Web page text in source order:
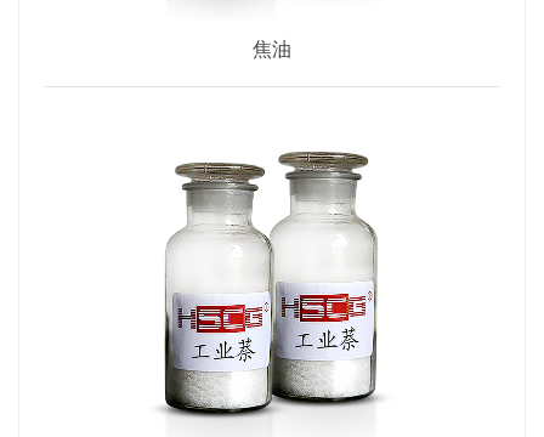
始! 据了解，本次技能大赛共设置仪表、电工、焊工、铲车、化验等5个
艺、交流经验、提升技能的重要平台，更是弘扬工匠精神、推动技术创
新、促进企业发展的重要举措。近年来，随着安阳市新型化工产业集群
的不断发展和技术的不断革新，对职工的技能水平提出了更高的要求。
因此，举办这次技能大赛，旨在激发广大职工的学习热情，提升大家的
业务能力和综合素质，为企业的持续健康发展注入新的活力和动力。 在
本次技能大赛中，我们将看到来自各个岗位的职工们，以饱满的热情、
昂扬的斗志、精湛的技艺，展现自己的风采和实力。通过这次大赛的锻
炼和比拼，大家一定能够收获满满，不仅在技能上得到显著提升，更在
精神上得到一次深刻的洗礼和升华。
焦油